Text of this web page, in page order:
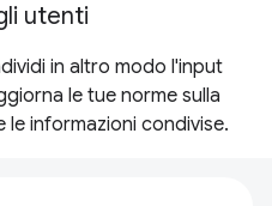
utenti
in altro modo l'input
le tue norme sulla
informazioni condivise.